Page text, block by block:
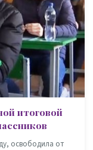
итоговой
освободила от